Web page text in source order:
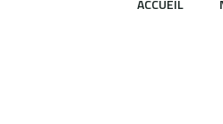
ACCUEIL